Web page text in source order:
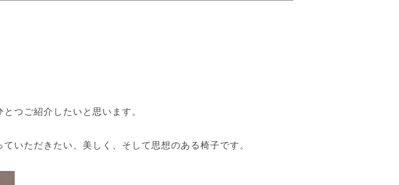
つご紹介したいと思います。
いただきたい、美しく、そして思想のある椅子です。